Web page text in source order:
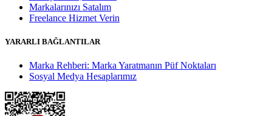
Markalarınızı Satalım
Freelance Hizmet Verin
YARARLI BAĞLANTILAR
Marka Rehberi: Marka Yaratmanın Püf Noktaları
Sosyal Medya Hesaplarımız